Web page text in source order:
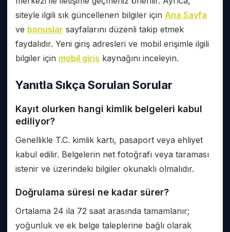
siteyle ilgili sık güncellenen bilgiler için Ana Sayfa
ve bonuslar sayfalarını düzenli takip etmek
faydalıdır. Yeni giriş adresleri ve mobil erişimle ilgili
bilgiler için mobil giriş kaynağını inceleyin.
Yanıtla Sıkça Sorulan Sorular
Kayıt olurken hangi kimlik belgeleri kabul
ediliyor?
Genellikle T.C. kimlik kartı, pasaport veya ehliyet
kabul edilir. Belgelerin net fotoğrafı veya taraması
istenir ve üzerindeki bilgiler okunaklı olmalıdır.
Doğrulama süresi ne kadar sürer?
Ortalama 24 ila 72 saat arasında tamamlanır;
yoğunluk ve ek belge taleplerine bağlı olarak